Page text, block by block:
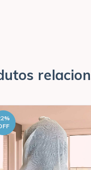
%